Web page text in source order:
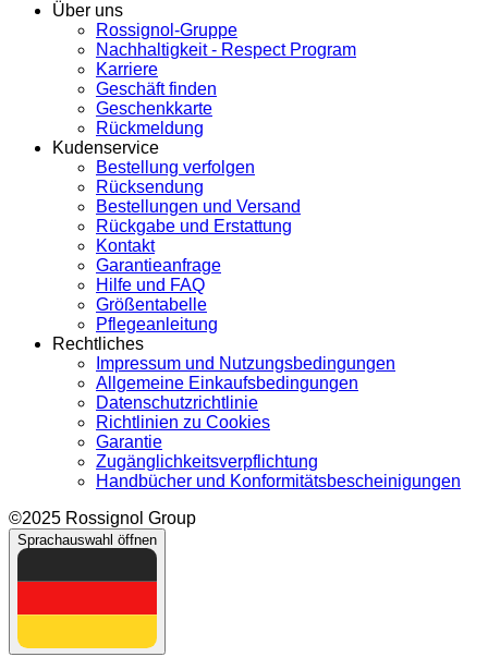
Über uns
Rossignol-Gruppe
Nachhaltigkeit - Respect Program
Karriere
Geschäft finden
Geschenkkarte
Rückmeldung
Kudenservice
Bestellung verfolgen
Rücksendung
Bestellungen und Versand
Rückgabe und Erstattung
Kontakt
Garantieanfrage
Hilfe und FAQ
Größentabelle
Pflegeanleitung
Rechtliches
Impressum und Nutzungsbedingungen
Allgemeine Einkaufsbedingungen
Datenschutzrichtlinie
Richtlinien zu Cookies
Garantie
Zugänglichkeitsverpflichtung
Handbücher und Konformitätsbescheinigungen
©2025 Rossignol Group
Sprachauswahl öffnen